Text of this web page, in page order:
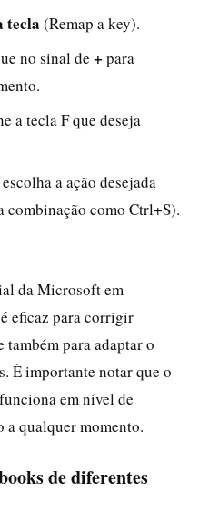
tecla (Remap a key).
no sinal de + para
a tecla F que deseja
escolha a ação desejada
como Ctrl+S).
da Microsoft em
eficaz para corrigir
para adaptar o
É importante notar que o
em nível de
a qualquer momento.
de diferentes